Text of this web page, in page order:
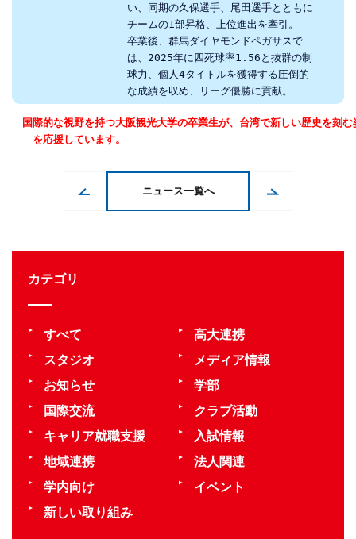
い、同期の久保選手、尾田選手とともに
チームの1部昇格、上位進出を牽引。
卒業後、群馬ダイヤモンドペガサスで
は、2025年に四死球率1.56と抜群の制
球力、個人4タイトルを獲得する圧倒的
な成績を収め、リーグ優勝に貢献。
国際的な視野を持つ大阪観光大学の卒業生が、台湾で新しい歴史を刻む
を応援しています。
ニュース一覧へ
カテゴリ
すべて
高大連携
スタジオ
メディア情報
お知らせ
学部
国際交流
クラブ活動
キャリア就職支援
入試情報
地域連携
法人関連
学内向け
イベント
新しい取り組み